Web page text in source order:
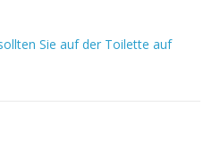
Sie auf der Toilette auf